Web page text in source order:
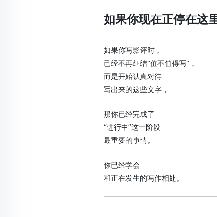
如果你现在正停在这
如果你写影评时，
已经不再纠结“值不值得写”，
而是开始认真对待
写出来的这些文字，
那你已经完成了
“进行中”这一阶段
最重要的事情。
你已经学会
和正在发生的写作相处。